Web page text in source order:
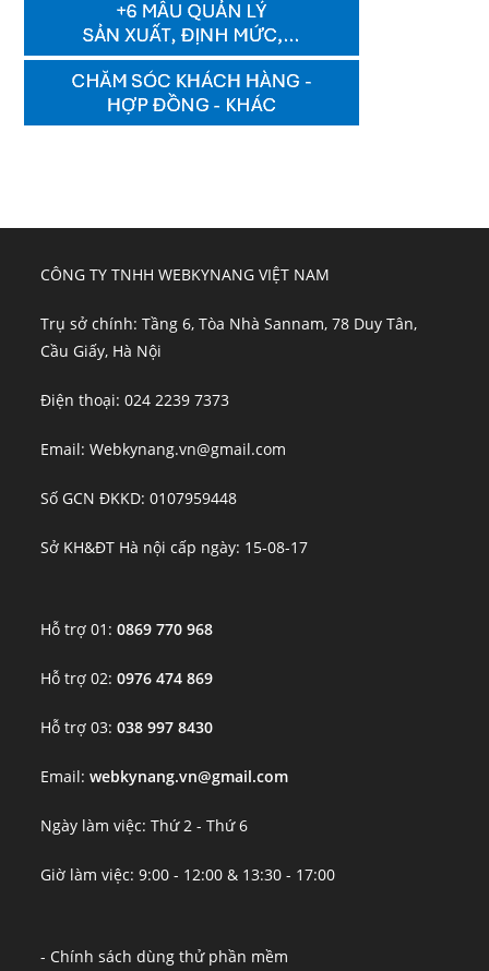
CÔNG TY TNHH WEBKYNANG VIỆT NAM
Trụ sở chính: Tầng 6, Tòa Nhà Sannam, 78 Duy Tân,
Cầu Giấy, Hà Nội
Điện thoại: 024 2239 7373
Email: Webkynang.vn@gmail.com
Số GCN ĐKKD: 0107959448
Sở KH&ĐT Hà nội cấp ngày: 15-08-17
Hỗ trợ 01:0869 770 968
Hỗ trợ 02:0976 474 869
Hỗ trợ 03:038 997 8430
Email:webkynang.vn@gmail.com
Ngày làm việc: Thứ 2 - Thứ 6
Giờ làm việc: 9:00 - 12:00 & 13:30 - 17:00
- Chính sách dùng thử phần mềm